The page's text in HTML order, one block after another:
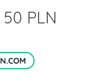
PLN